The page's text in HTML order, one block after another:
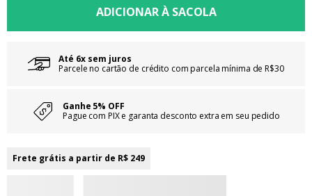
Até 6x sem juros
Parcele no cartão de crédito com parcela mínima de R$30
Ganhe 5% OFF
Pague com PIX e garanta desconto extra em seu pedido
Frete grátis a partir de R$ 249